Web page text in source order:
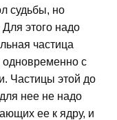
судьбы, но
Для этого надо
частица
одновременно с
Частицы этой до
нее не надо
ее к ядру, и